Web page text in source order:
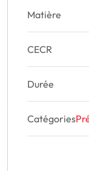
Matière
CECR
Durée
Catégories